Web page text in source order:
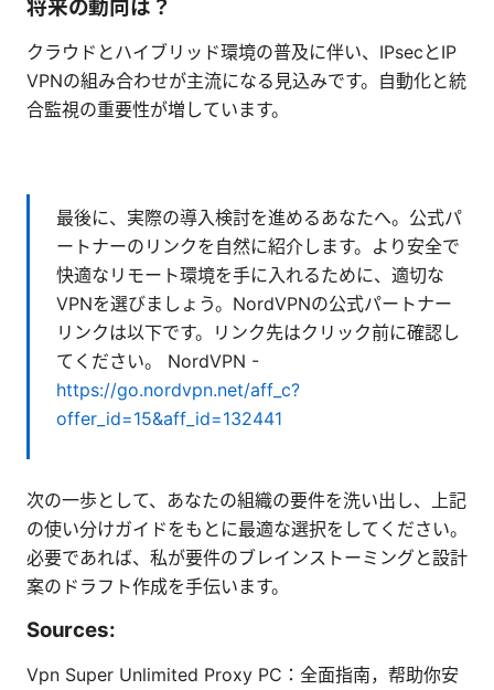
将来の動向は？
クラウドとハイブリッド環境の普及に伴い、IPsecとIP
VPNの組み合わせが主流になる見込みです。自動化と統
合監視の重要性が増しています。
最後に、実際の導入検討を進めるあなたへ。公式パ
ートナーのリンクを自然に紹介します。より安全で
快適なリモート環境を手に入れるために、適切な
VPNを選びましょう。NordVPNの公式パートナー
リンクは以下です。リンク先はクリック前に確認し
てください。 NordVPN -
https://go.nordvpn.net/aff_c?
offer_id=15&aff_id=132441
次の一歩として、あなたの組織の要件を洗い出し、上記
の使い分けガイドをもとに最適な選択をしてください。
必要であれば、私が要件のブレインストーミングと設計
案のドラフト作成を手伝います。
Sources:
Vpn Super Unlimited Proxy PC：全面指南，帮助你安